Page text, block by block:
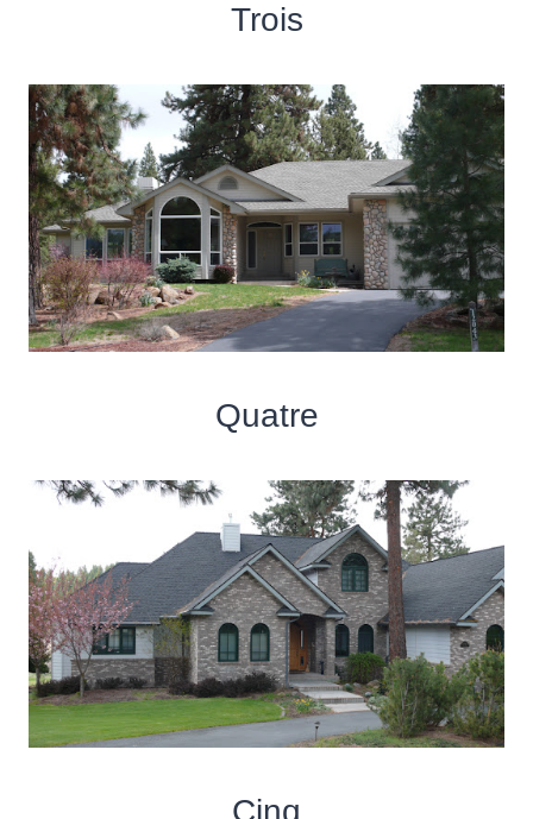
Trois
Quatre
Cinq